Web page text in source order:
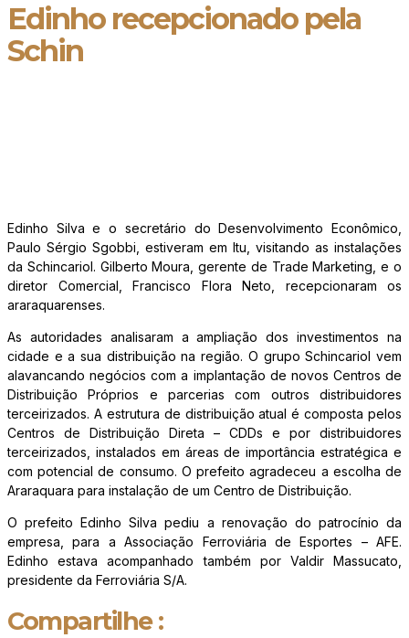
Edinho recepcionado pela
Schin
Edinho Silva e o secretário do Desenvolvimento Econômico,
Paulo Sérgio Sgobbi, estiveram em Itu, visitando as instalações
da Schincariol. Gilberto Moura, gerente de Trade Marketing, e o
diretor Comercial, Francisco Flora Neto, recepcionaram os
araraquarenses.
As autoridades analisaram a ampliação dos investimentos na
cidade e a sua distribuição na região. O grupo Schincariol vem
alavancando negócios com a implantação de novos Centros de
Distribuição Próprios e parcerias com outros distribuidores
terceirizados. A estrutura de distribuição atual é composta pelos
Centros de Distribuição Direta – CDDs e por distribuidores
terceirizados, instalados em áreas de importância estratégica e
com potencial de consumo. O prefeito agradeceu a escolha de
Araraquara para instalação de um Centro de Distribuição.
O prefeito Edinho Silva pediu a renovação do patrocínio da
empresa, para a Associação Ferroviária de Esportes – AFE.
Edinho estava acompanhado também por Valdir Massucato,
presidente da Ferroviária S/A.
Compartilhe :